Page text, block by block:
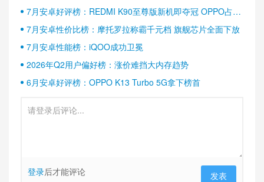
7月安卓好评榜：REDMI K90至尊版新机即夺冠 OPPO占据
半壁江山
7月安卓性价比榜：摩托罗拉称霸千元档 旗舰芯片全面下放
7月安卓性能榜：iQOO成功卫冕
2026年Q2用户偏好榜：涨价难挡大内存趋势
6月安卓好评榜：OPPO K13 Turbo 5G拿下榜首
登录后才能评论 发表